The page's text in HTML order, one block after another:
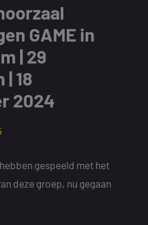
GAME in
| 29
18
2024
gespeeld met het
deze groep, nu gegaan